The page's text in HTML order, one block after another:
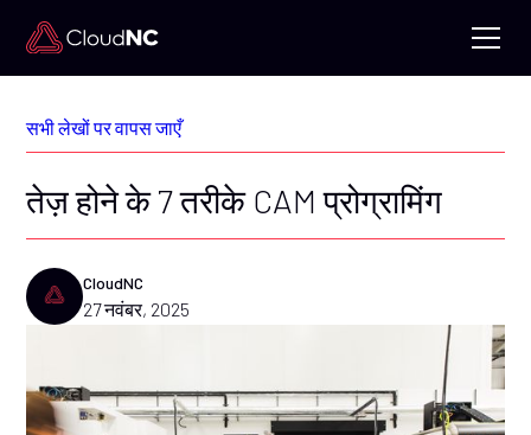
सभी लेखों पर वापस जाएँ
तेज़ होने के 7 तरीके CAM प्रोग्रामिंग
CloudNC
27 नवंबर, 2025